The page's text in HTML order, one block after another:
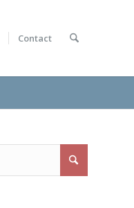
Contact